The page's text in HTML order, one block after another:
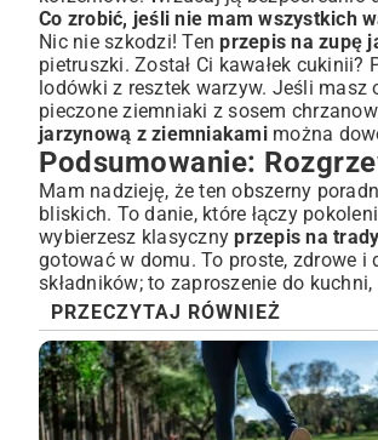
Co zrobić, jeśli nie mam wszystkich
Nic nie szkodzi! Tenprzepis na zupę
pietruszki. Został Ci kawałek
lodówki z resztek warzyw. Jeśli masz
pieczone ziemniaki z sosem
jarzynową z ziemniakamimożna
Podsumowanie:
Mam nadzieję, że ten obszerny
bliskich. To danie, które łączy
wybierzesz klasycznyprzepis na
gotować w domu. To proste, zdrowe i
składników; to zaproszenie do
PRZECZYTAJ RÓWNIEŻ